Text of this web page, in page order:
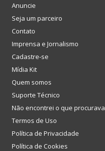
Anuncie
Seja um parceiro
Contato
Imprensa e Jornalismo
Cadastre-se
Mídia Kit
Quem somos
Suporte Técnico
Não encontrei o que procurava
Termos de Uso
Política de Privacidade
Política de Cookies